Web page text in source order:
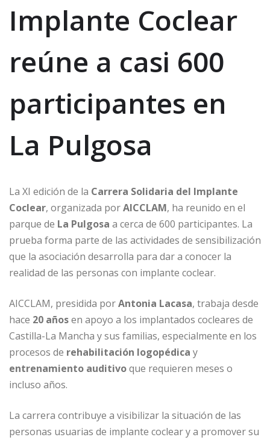
Implante Coclear
reúne a casi 600
participantes en
La Pulgosa
La XI edición de la Carrera Solidaria del Implante
Coclear, organizada porAICCLAM, ha reunido en el
parque de La Pulgosa a cerca de 600 participantes. La
prueba forma parte de las actividades de sensibilización
que la asociación desarrolla para dar a conocer la
realidad de las personas con implante coclear.
AICCLAM, presidida porAntonia Lacasa, trabaja desde
hace 20 añosen apoyo a los implantados cocleares de
Castilla-La Mancha y sus familias, especialmente en los
procesos de rehabilitación logopédica y
entrenamiento auditivoque requieren meses o
incluso años.
La carrera contribuye a visibilizar la situación de las
personas usuarias de implante coclear y a promover su